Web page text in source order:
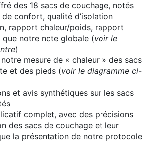
des 18 sacs de couchage, notés
confort, qualité d’isolation
rapport chaleur/poids, rapport
notre note globale (voir le
)
mesure de « chaleur » des sacs
et des pieds (voir le diagramme ci-
et avis synthétiques sur les sacs
complet, avec des précisions
des sacs de couchage et leur
la présentation de notre protocole